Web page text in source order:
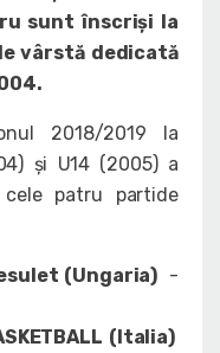
sunt înscriși la
vârstă dedicată
2018/2019 la
și U14 (2005) a
patru partide
(Ungaria) -
(Italia)